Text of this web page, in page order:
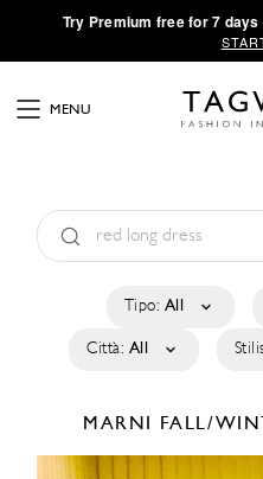
·Try Premium free for 7
MENU
Tipo: All
Città: All
MARNI FALL/